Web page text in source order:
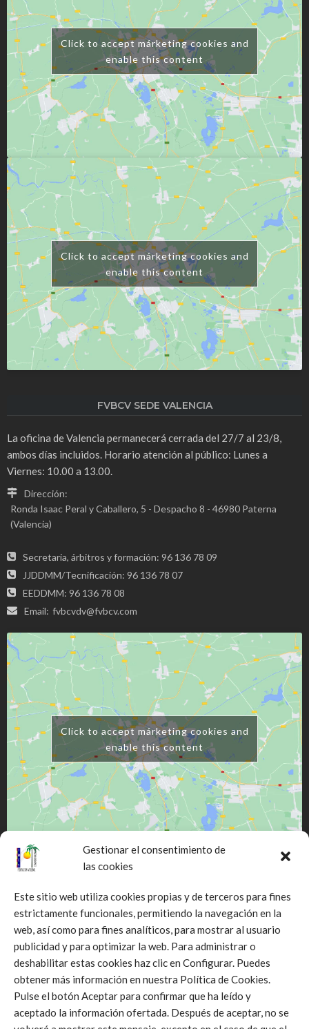
Gestionar el consentimiento de
las cookies
Este sitio web utiliza cookies propias y de terceros para fines
estrictamente funcionales, permitiendo la navegación en la
web, así como para fines analíticos, para mostrar al usuario
publicidad y para optimizar la web. Para administrar o
deshabilitar estas cookies haz clic en Configurar. Puedes
obtener más información en nuestra Política de Cookies.
Pulse el botón Aceptar para confirmar que ha leído y
aceptado la información ofertada. Después de aceptar, no se
Click to accept márketing cookies and
enable this content
Click to accept márketing cookies and
enable this content
FVBCV SEDE VALENCIA
La oficina de Valencia permanecerá cerrada del 27/7 al 23/8,
ambos días incluidos. Horario atención al público: Lunes a
Viernes: 10.00 a 13.00.
Dirección:
Ronda Isaac Peral y Caballero, 5 - Despacho 8 - 46980 Paterna
(Valencia)
Secretaria, árbitros y formación: 96 136 78 09
JJDDMM/Tecnificación: 96 136 78 07
EEDDMM: 96 136 78 08
Email: fvbcvdv@fvbcv.com
Click to accept márketing cookies and
enable this content
Click to accept márketing cookies and
enable this content